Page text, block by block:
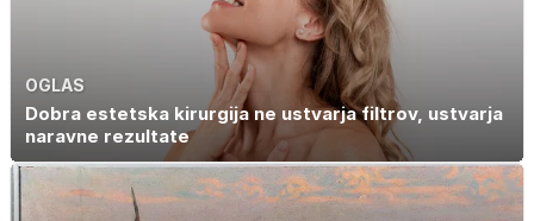
OGLAS
Dobra estetska kirurgija ne ustvarja filtrov, ustvarja
naravne rezultate